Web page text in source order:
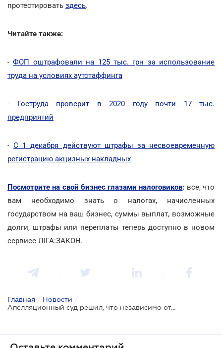
протестировать здесь.
Читайте также:
-ФОП оштрафовали на 125 тыс. грн за использование
труда на условиях аутстаффинга
- Гоструда проверит в 2020 году почти 17 тыс.
предприятий
-С 1 декабря действуют штрафы за несвоевременную
регистрацию акцизных накладных
Посмотрите на свой бизнес глазами налоговиков: все, что
вам необходимо знать о налогах, начисленных
государством на ваш бизнес, суммы выплат, возможные
долги, штрафы или переплаты теперь доступно в новом
сервисе ЛІГА:ЗАКОН.
Главная / Новости /
Апелляционный суд решил, что независимо от получения дохода у ФОП есть обязанность уплачивать ЕСВ